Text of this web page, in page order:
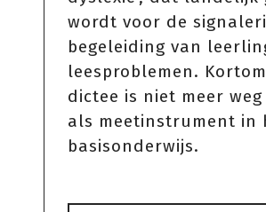
wordt voor de
begeleiding van
leesproblemen.
dictee is niet meer
als meetinstrument in
basisonderwijs.